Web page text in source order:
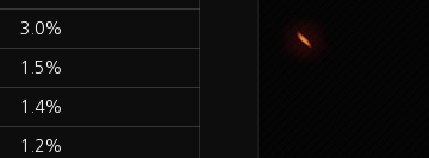
3.0%
1.5%
1.4%
1.2%